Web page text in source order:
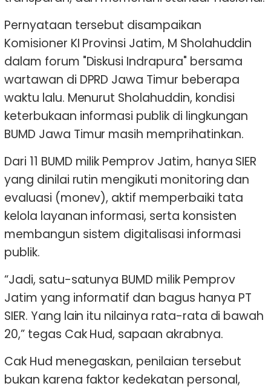
Pernyataan tersebut disampaikan
Komisioner KI Provinsi Jatim, M Sholahuddin
dalam forum "Diskusi Indrapura" bersama
wartawan di DPRD Jawa Timur beberapa
waktu lalu. Menurut Sholahuddin, kondisi
keterbukaan informasi publik di lingkungan
BUMD Jawa Timur masih memprihatinkan.
Dari 11 BUMD milik Pemprov Jatim, hanya SIER
yang dinilai rutin mengikuti monitoring dan
evaluasi (monev), aktif memperbaiki tata
kelola layanan informasi, serta konsisten
membangun sistem digitalisasi informasi
publik.
“Jadi, satu-satunya BUMD milik Pemprov
Jatim yang informatif dan bagus hanya PT
SIER. Yang lain itu nilainya rata-rata di bawah
20,” tegas Cak Hud, sapaan akrabnya.
Cak Hud menegaskan, penilaian tersebut
bukan karena faktor kedekatan personal,